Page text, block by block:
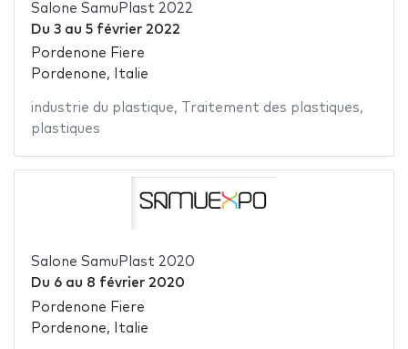
Salone SamuPlast 2022
Du 3au 5 février 2022
Pordenone Fiere
Pordenone, Italie
industrie du plastique, Traitement des plastiques,
plastiques
Salone SamuPlast 2020
Du 6au 8 février 2020
Pordenone Fiere
Pordenone, Italie